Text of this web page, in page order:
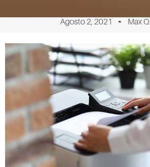
Agosto 2, 2021 Max